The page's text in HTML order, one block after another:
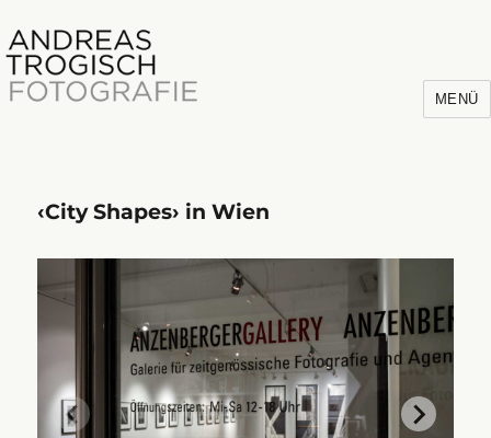
Andreas Trogisch
MENÜ
‹City Shapes› in Wien